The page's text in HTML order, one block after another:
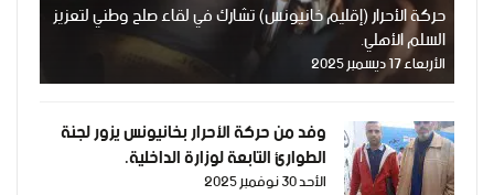
حركة الأحرار (إقليم خانيونس) تشارك في لقاء صلح وطني لتعزيز
السلم الأهلي.
الأربعاء 17 ديسمبر 2025
وفد من حركة الأحرار بخانيونس يزور لجنة
الطوارئ التابعة لوزارة الداخلية.
الأحد 30 نوفمبر 2025